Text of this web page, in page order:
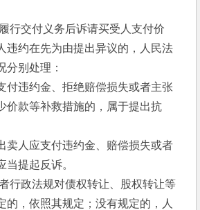
行交付义务后诉请买受人支付价
违约在先为由提出异议的，人民法
分别处理：
付违约金、拒绝赔偿损失或者主张
价款等补救措施的，属于提出抗
卖人应支付违约金、赔偿损失或者
当提起反诉。
行政法规对债权转让、股权转让等
的，依照其规定；没有规定的，人